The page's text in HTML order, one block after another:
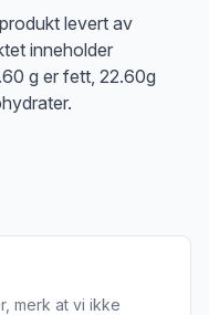
levert av
inneholder
g er fett, 22.60g
merk at vi ikke